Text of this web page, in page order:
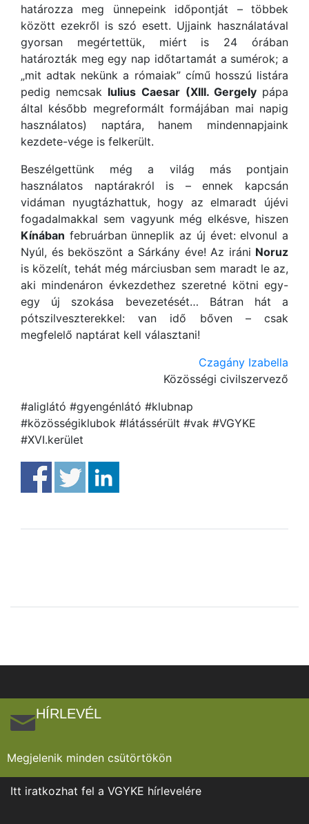
határozza meg ünnepeink időpontját – többek
között ezekről is szó esett. Ujjaink használatával
gyorsan megértettük, miért is 24 órában
határozták meg egy nap időtartamát a sumérok; a
„mit adtak nekünk a rómaiak” című hosszú listára
pedig nemcsak Iulius Caesar (XIII. Gergelypápa
által később megreformált formájában mai napig
használatos) naptára, hanem mindennapjaink
kezdete-vége is felkerült.
Beszélgettünk még a világ más pontjain
használatos naptárakról is – ennek kapcsán
vidáman nyugtázhattuk, hogy az elmaradt újévi
fogadalmakkal sem vagyunk még elkésve, hiszen
Kínában februárban ünneplik az új évet: elvonul a
Nyúl, és beköszönt a Sárkány éve! Az iráni Noruz
is közelít, tehát még márciusban sem maradt le az,
aki mindenáron évkezdethez szeretné kötni egy-
egy új szokása bevezetését… Bátran hát a
pótszilveszterekkel: van idő bőven – csak
megfelelő naptárat kell választani!
Czagány Izabella
Közösségi civilszervező
#aliglátó #gyengénlátó #klubnap
#közösségiklubok #látássérült #vak #VGYKE
#XVI.kerület
HÍRLEVÉL
Megjelenik minden csütörtökön
Itt iratkozhat fel a VGYKE hírlevelére